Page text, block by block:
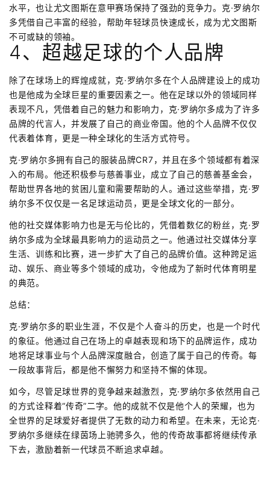
水平，也让尤文图斯在意甲赛场保持了强劲的竞争力。克·罗纳尔
多凭借自己丰富的经验，帮助年轻球员快速成长，成为尤文图斯
不可或缺的领袖。
4、超越足球的个人品牌
除了在球场上的辉煌成就，克·罗纳尔多在个人品牌建设上的成功
也是他成为全球巨星的重要因素之一。他在足球以外的领域同样
表现不凡，凭借着自己的魅力和影响力，克·罗纳尔多成为了许多
品牌的代言人，并发展了自己的商业帝国。他的个人品牌不仅仅
代表着体育，更是一种全球化的生活方式符号。
克·罗纳尔多拥有自己的服装品牌CR7，并且在多个领域都有着深
入的布局。他还积极参与慈善事业，成立了自己的慈善基金会，
帮助世界各地的贫困儿童和需要帮助的人。通过这些举措，克·罗
纳尔多不仅仅是一名足球运动员，更是全球文化的一部分。
他的社交媒体影响力也是无与伦比的，凭借着数亿的粉丝，克·罗
纳尔多成为全球最具影响力的运动员之一。他通过社交媒体分享
生活、训练和比赛，进一步扩大了自己的品牌价值。这种跨足运
动、娱乐、商业等多个领域的成功，令他成为了新时代体育明星
的典范。
总结：
克·罗纳尔多的职业生涯，不仅是个人奋斗的历史，也是一个时代
的象征。他通过自己在场上的卓越表现和场下的品牌运作，成功
地将足球事业与个人品牌深度融合，创造了属于自己的传奇。每
一段故事背后，都是他不懈努力和坚持不懈的体现。
如今，尽管足球世界的竞争越来越激烈，克·罗纳尔多依然用自己
的方式诠释着“传奇”二字。他的成就不仅是他个人的荣耀，也为
全世界的足球爱好者提供了无数的动力和希望。在未来，无论克·
罗纳尔多继续在绿茵场上驰骋多久，他的传奇故事都将继续传承
下去，激励着新一代球员不断追求卓越。